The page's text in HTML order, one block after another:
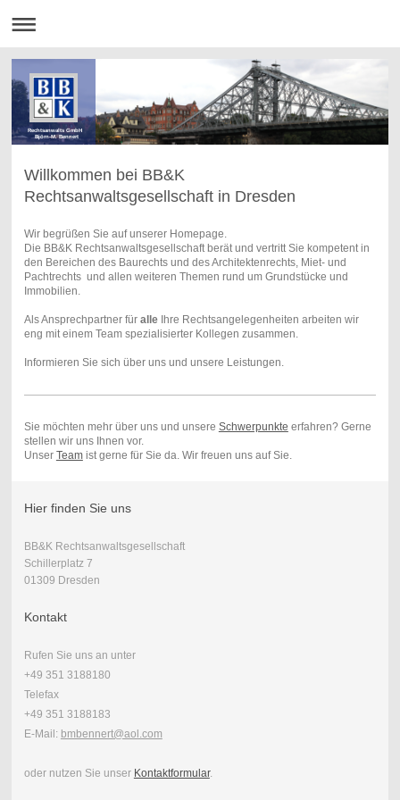
Rechtsanwalts GmbH
Björn-M. Bennert
Willkommen bei BB&K
Rechtsanwaltsgesellschaft in Dresden
Wir begrüßen Sie auf unserer Homepage.
Die BB&K Rechtsanwaltsgesellschaft berät und vertritt Sie kompetent in
den Bereichen des Baurechts und des Architektenrechts, Miet- und
Pachtrechts und allen weiteren Themen rund um Grundstücke und
Immobilien.
Als Ansprechpartner für alleIhre Rechtsangelegenheiten arbeiten wir
eng mit einem Team spezialisierter Kollegen zusammen.
Informieren Sie sich über uns und unsere Leistungen.
Sie möchten mehr über uns und unsere Schwerpunkte erfahren? Gerne
stellen wir uns Ihnen vor.
Unser Teamist gerne für Sie da. Wir freuen uns auf Sie.
Hier finden Sie uns
BB&K Rechtsanwaltsgesellschaft
Schillerplatz 7
01309 Dresden
Kontakt
Rufen Sie uns an unter
+49 351 3188180
Telefax
+49 351 3188183
E-Mail: bmbennert@aol.com
oder nutzen Sie unser Kontaktformular.